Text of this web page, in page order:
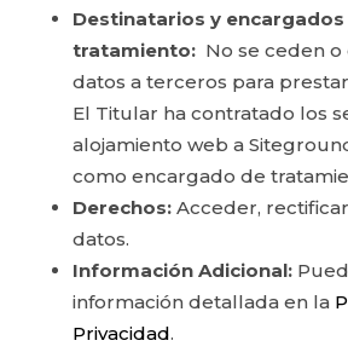
Destinatarios y encargados
tratamiento:No se ceden o
datos a terceros para
El Titular ha contratado los
alojamiento web a
como encargado de
Derechos:Acceder,
datos.
Información Adicional:
información detallada en la
Privacidad.